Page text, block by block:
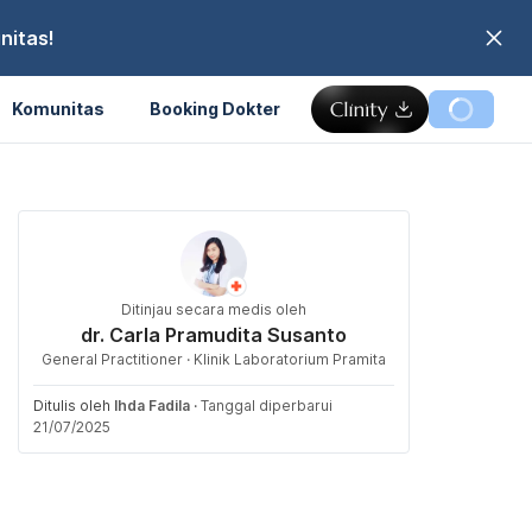
Komunitas Booking Dokter
Ditinjau secara medis oleh
dr. Carla Pramudita Susanto
General Practitioner · Klinik Laboratorium Pramita
Ditulis oleh Ihda Fadila · Tanggal diperbarui
21/07/2025